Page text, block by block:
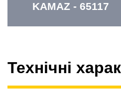
KAMAZ - 65117
Технічні